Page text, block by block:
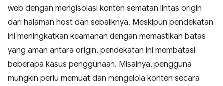
web dengan mengisolasi konten sematan lintas origin
dari halaman host dan sebaliknya. Meskipun pendekatan
ini meningkatkan keamanan dengan memastikan batas
yang aman antara origin, pendekatan ini membatasi
beberapa kasus penggunaan. Misalnya, pengguna
mungkin perlu memuat dan mengelola konten secara